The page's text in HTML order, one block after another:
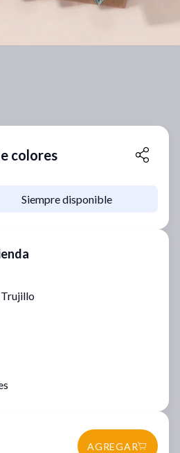
colores
Siempre disponible
Trujillo
AGREGAR